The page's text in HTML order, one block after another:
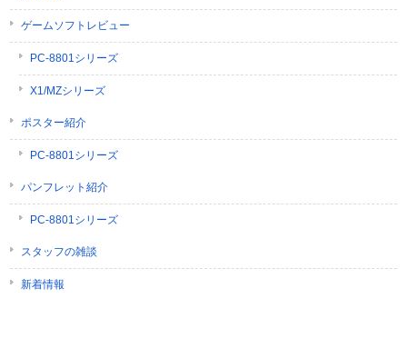
ゲームソフトレビュー
PC-8801シリーズ
X1/MZシリーズ
ポスター紹介
PC-8801シリーズ
パンフレット紹介
PC-8801シリーズ
スタッフの雑談
新着情報